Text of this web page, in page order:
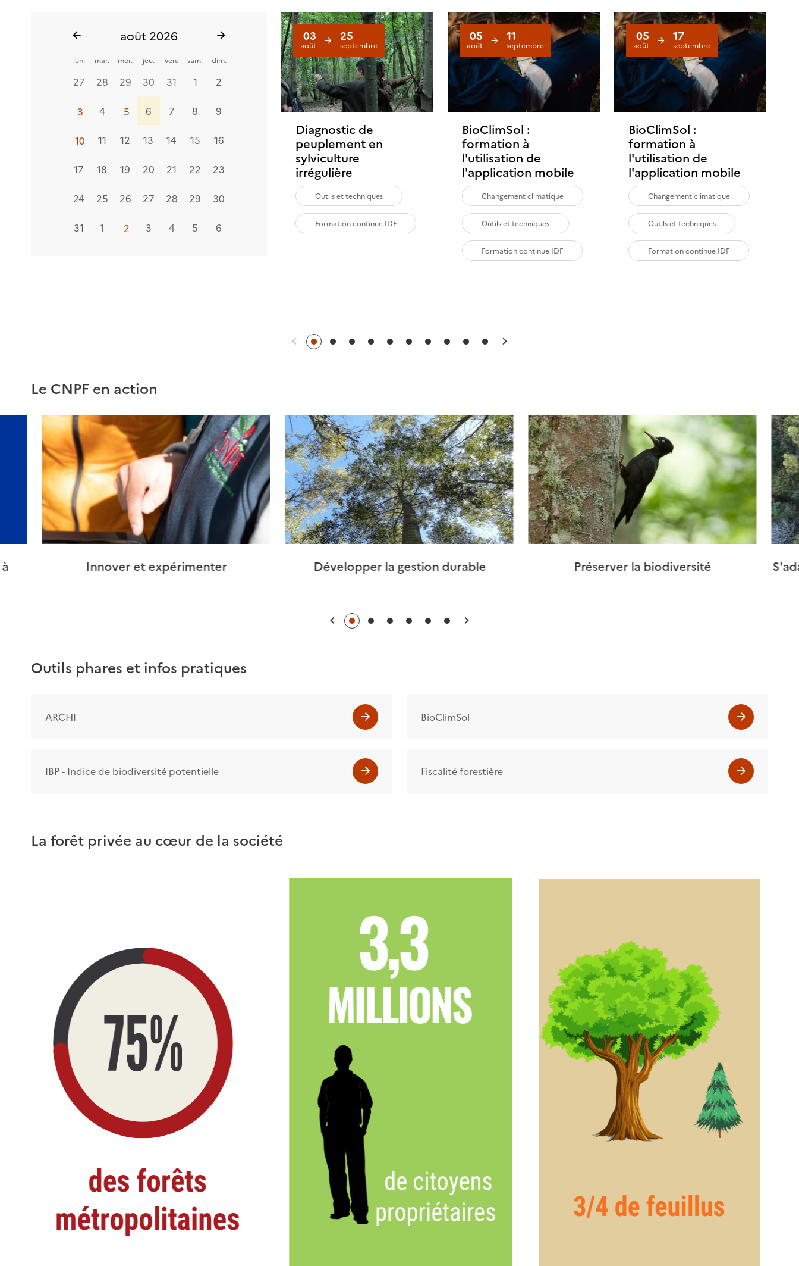
août 2026
Voir
les
évènements
du
précédent
Voir
les
évènements
du
suivant
lun. mar. mer. jeu. ven. sam. dim.
27 28 29 30 31 1 2
3
3 4 5
5
5 6 7 8 9
10
10 11 12 13 14 15 16
17 18 19 20 21 22 23
24 25 26 27 28 29 30
31 1 2
2 3 4 5 6
03
août
25
septembre
Diagnostic de
peuplement en
sylviculture
irrégulière
Outils et techniques
Formation continue IDF
05
août
11
septembre
BioClimSol :
formation à
l'utilisation de
l'application mobile
Changement climatique
Outils et techniques
Formation continue IDF
05
août
17
septembre
BioClimSol :
formation à
l'utilisation de
l'application mobile
Changement climatique
Outils et techniques
Formation continue IDF
Le CNPF en action
Innover et expérimenter Développer la gestion durable Préserver la biodiversité
Outils phares et infos pratiques
ARCHI BioClimSol
IBP - Indice de biodiversité potentielle Fiscalité forestière
La forêt privée au cœur de la société